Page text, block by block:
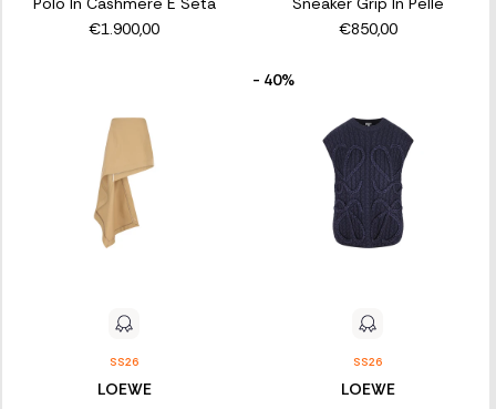
€1.900,00
€850,00
SS26
LOEWE
- 40%
SS26
LOEWE